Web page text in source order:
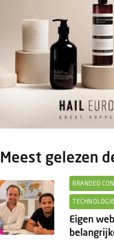
Meest gelezen
BRANDED
TECHNOLOGIE
Eigen